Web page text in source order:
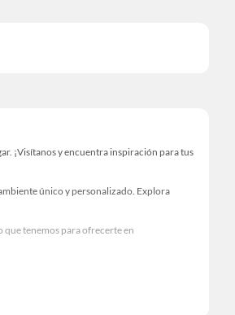
¡Visítanos y encuentra inspiración para tus
único y personalizado. Explora
que tenemos para ofrecerte en
para ofrecerte!